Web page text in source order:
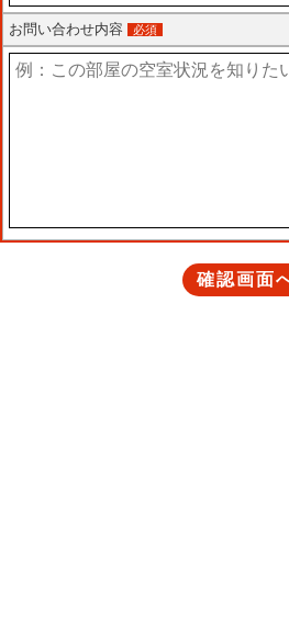
お問い合わせ内容 必須